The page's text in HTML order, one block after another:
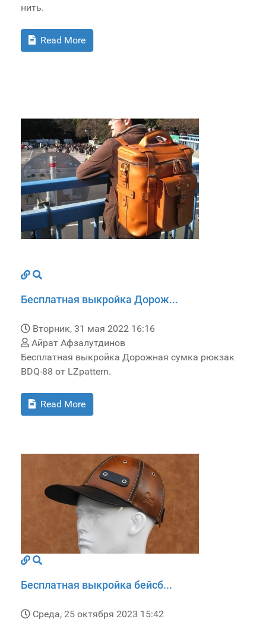
нить.
Read More
Бесплатная выкройка Дорож...
Вторник, 31 мая 2022 16:16
Айрат Афзалутдинов
Бесплатная выкройка Дорожная сумка рюкзак
BDQ-88 от LZpattern.
Read More
Бесплатная выкройка бейсб...
Среда, 25 октября 2023 15:42